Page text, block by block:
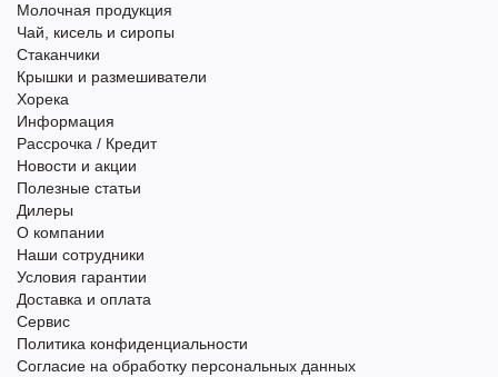
Молочная продукция
Чай, кисель и сиропы
Стаканчики
Крышки и размешиватели
Хорека
Информация
Рассрочка / Кредит
Новости и акции
Полезные статьи
Дилеры
О компании
Наши сотрудники
Условия гарантии
Доставка и оплата
Сервис
Политика конфиденциальности
Согласие на обработку персональных данных